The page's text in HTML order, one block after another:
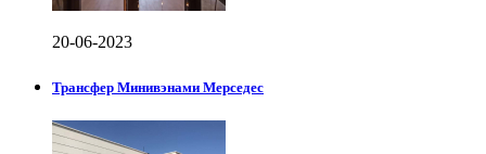
20-06-2023
Трансфер Минивэнами Мерседес